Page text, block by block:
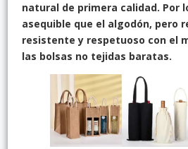
natural de primera calidad. Por
asequible que el algodón, pero
resistente y respetuoso con el
las bolsas no tejidas baratas.